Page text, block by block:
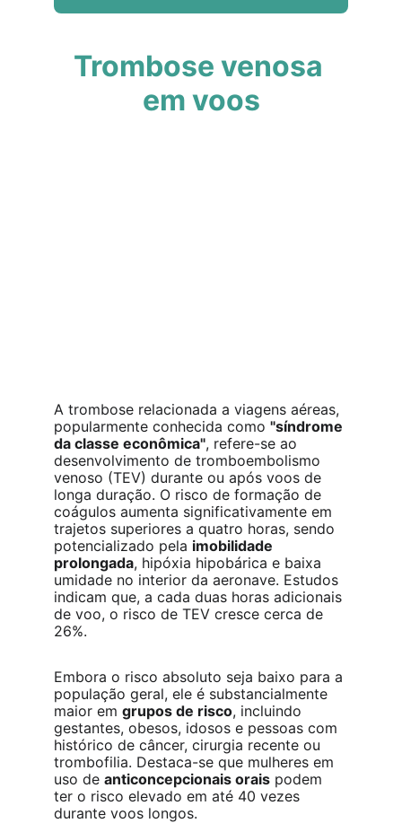
Trombose venosa
em voos
A trombose relacionada a viagens aéreas,
popularmente conhecida como "síndrome
da classe econômica", refere-se ao
desenvolvimento de tromboembolismo
venoso (TEV) durante ou após voos de
longa duração. O risco de formação de
coágulos aumenta significativamente em
trajetos superiores a quatro horas, sendo
potencializado pela imobilidade
prolongada, hipóxia hipobárica e baixa
umidade no interior da aeronave. Estudos
indicam que, a cada duas horas adicionais
de voo, o risco de TEV cresce cerca de
26%.
Embora o risco absoluto seja baixo para a
população geral, ele é substancialmente
maior em grupos de risco, incluindo
gestantes, obesos, idosos e pessoas com
histórico de câncer, cirurgia recente ou
trombofilia. Destaca-se que mulheres em
uso de anticoncepcionais orais podem
ter o risco elevado em até 40 vezes
durante voos longos.